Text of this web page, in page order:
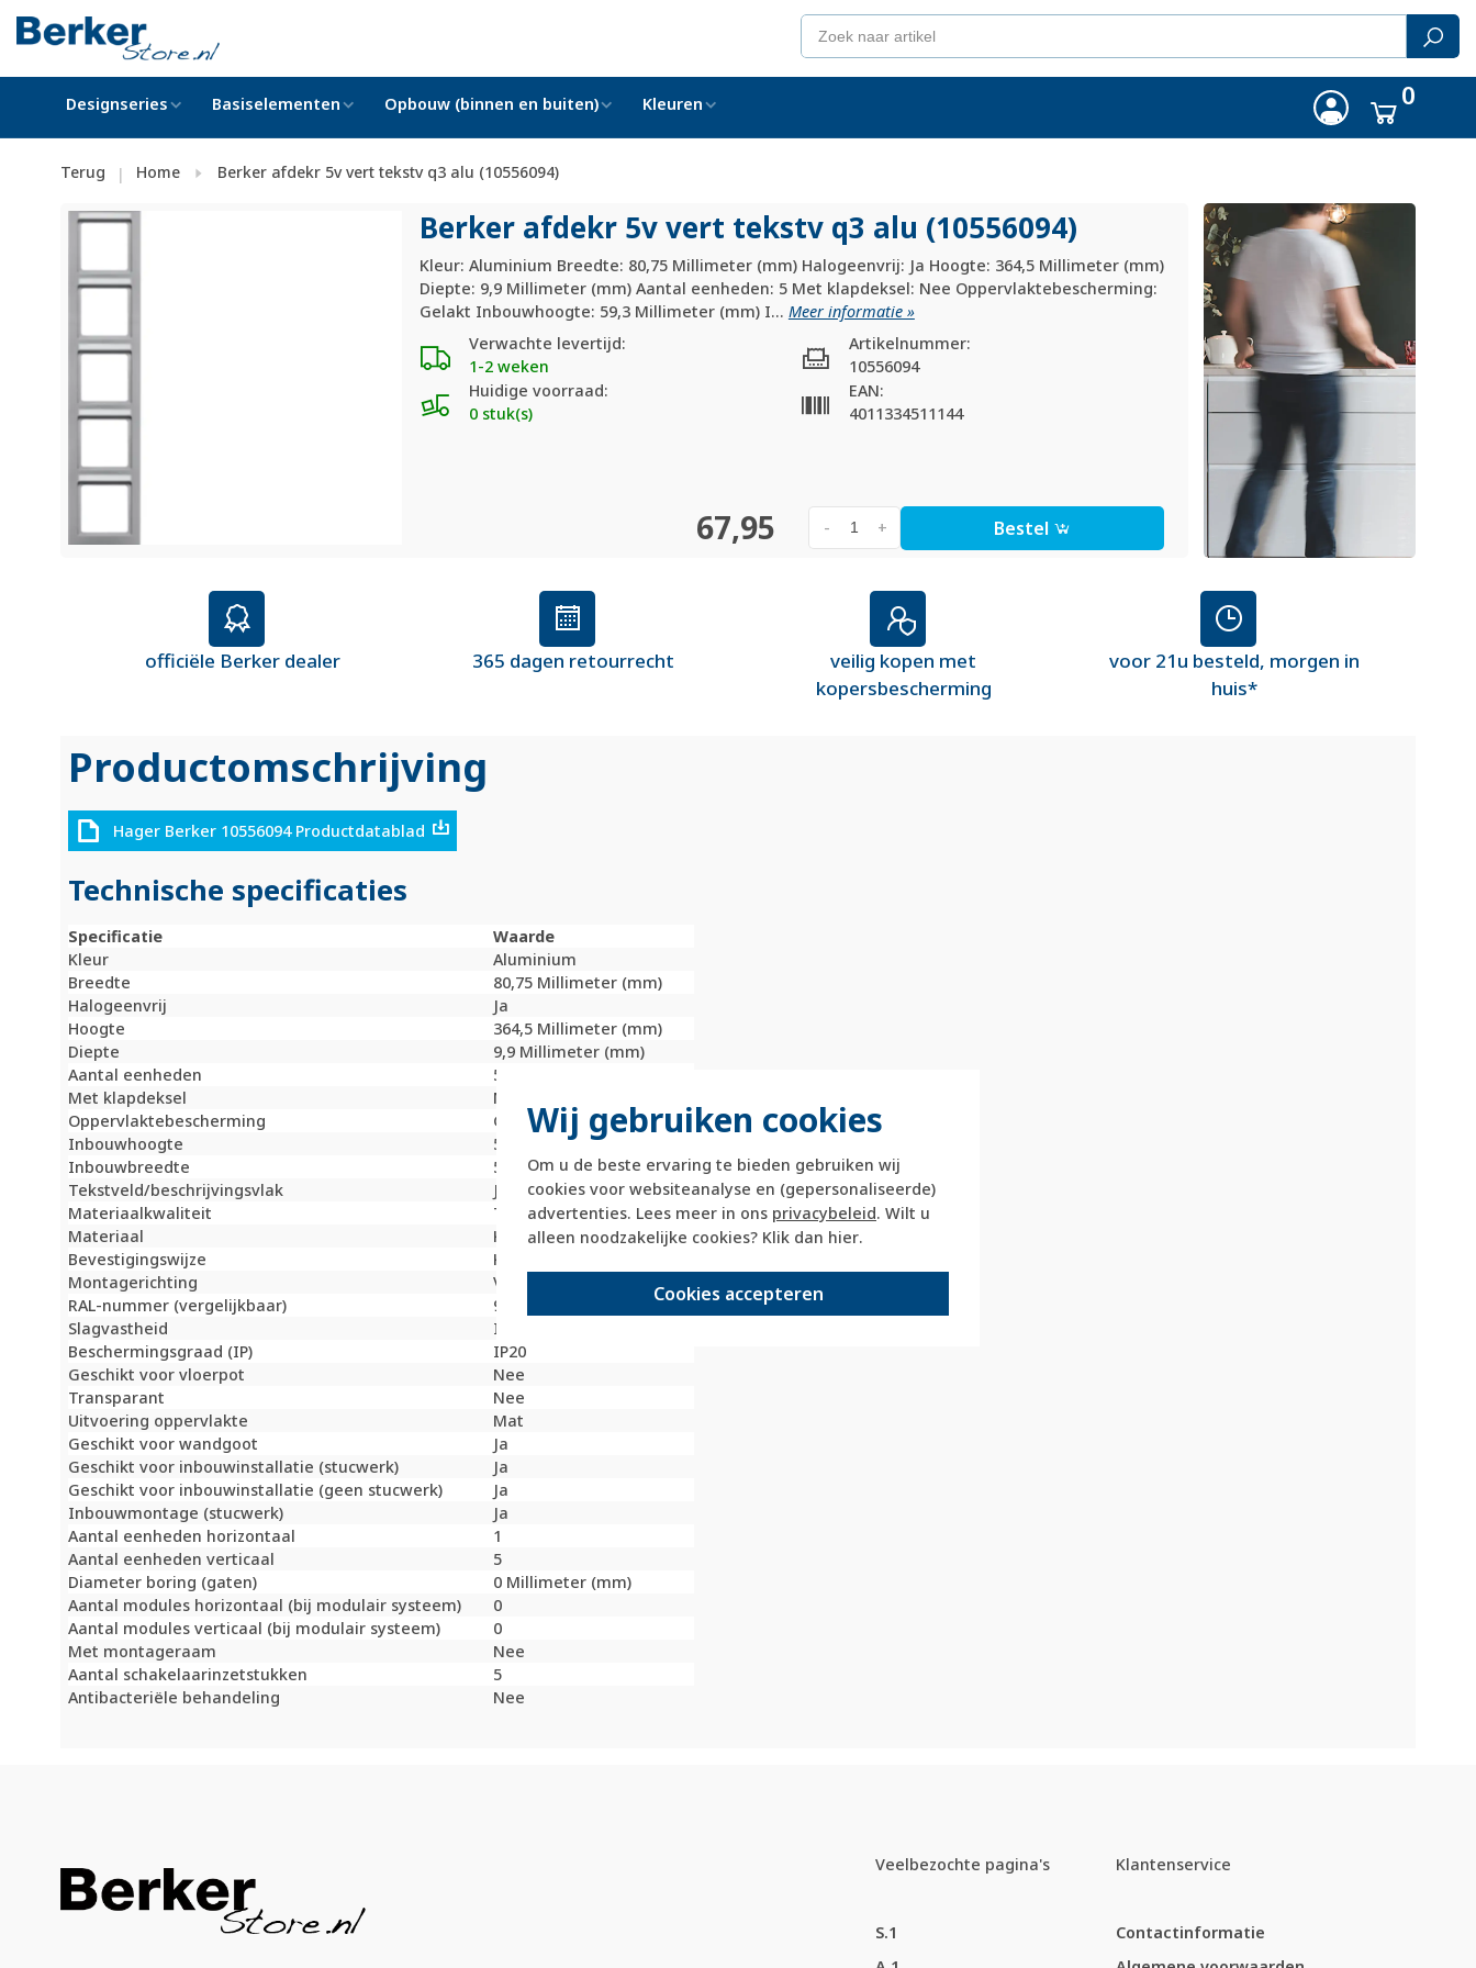
Wij gebruiken cookies
Om u de beste ervaring te bieden gebruiken wij
cookies voor websiteanalyse en (gepersonaliseerde)
advertenties. Lees meer in ons privacybeleid. Wilt u
alleen noodzakelijke cookies? Klik dan hier.
Cookies accepteren
Designseries Basiselementen Opbouw (binnen en buiten) Kleuren 0
Terug | Home Berker afdekr 5v vert tekstv q3 alu (10556094)
Berker afdekr 5v vert tekstv q3 alu (10556094)
Kleur: Aluminium Breedte: 80,75 Millimeter (mm) Halogeenvrij: Ja Hoogte: 364,5 Millimeter (mm)
Diepte: 9,9 Millimeter (mm) Aantal eenheden: 5 Met klapdeksel: Nee Oppervlaktebescherming:
Gelakt Inbouwhoogte: 59,3 Millimeter (mm) I... Meer informatie »
Verwachte levertijd:
1-2 weken
Huidige voorraad:
0 stuk(s)
Artikelnummer:
10556094
EAN:
4011334511144
67,95 +
- Bestel
officiële Berker dealer 365 dagen retourrecht
veilig kopen met
kopersbescherming
voor 21u besteld, morgen in
huis*
Productomschrijving
Hager Berker 10556094 Productdatablad
Technische specificaties
Specificatie
Waarde
Kleur
Aluminium
Breedte
80,75 Millimeter (mm)
Halogeenvrij
Ja
Hoogte
364,5 Millimeter (mm)
Diepte
9,9 Millimeter (mm)
Aantal eenheden
5
Met klapdeksel
Nee
Oppervlaktebescherming
Gelakt
Inbouwhoogte
59,3 Millimeter (mm)
Inbouwbreedte
59,3 Millimeter (mm)
Tekstveld/beschrijvingsvlak
Ja
Materiaalkwaliteit
Thermoplast
Materiaal
Kunststof
Bevestigingswijze
Klembevestiging
Montagerichting
Verticaal
RAL-nummer (vergelijkbaar)
9006
Slagvastheid
IK02
Beschermingsgraad (IP)
IP20
Geschikt voor vloerpot
Nee
Transparant
Nee
Uitvoering oppervlakte
Mat
Geschikt voor wandgoot
Ja
Geschikt voor inbouwinstallatie (stucwerk)
Ja
Geschikt voor inbouwinstallatie (geen stucwerk)
Ja
Inbouwmontage (stucwerk)
Ja
Aantal eenheden horizontaal
1
Aantal eenheden verticaal
5
Diameter boring (gaten)
0 Millimeter (mm)
Aantal modules horizontaal (bij modulair systeem)
0
Aantal modules verticaal (bij modulair systeem)
0
Met montageraam
Nee
Aantal schakelaarinzetstukken
5
Antibacteriële behandeling
Nee
Veelbezochte pagina's
S.1
Klantenservice
Contactinformatie